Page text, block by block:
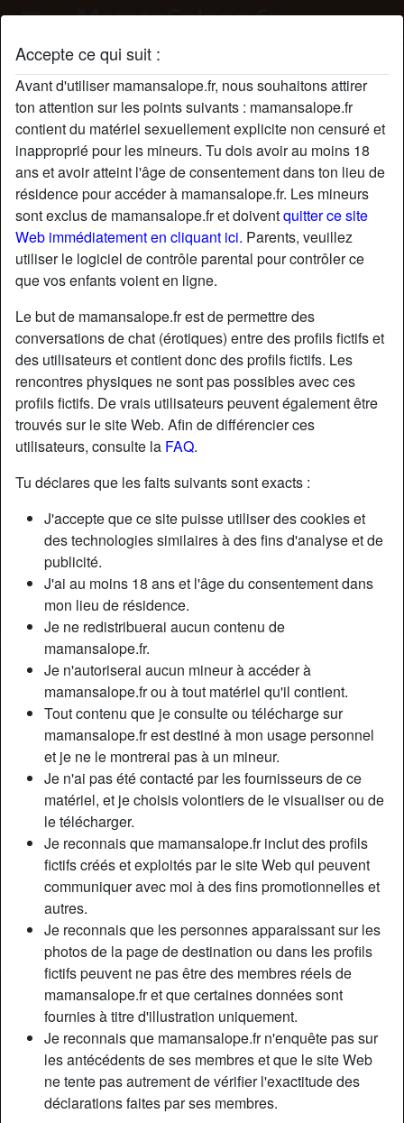
Accepte ce qui suit :
Avant d'utiliser mamansalope.fr, nous souhaitons attirer
ton attention sur les points suivants : mamansalope.fr
contient du matériel sexuellement explicite non censuré et
inapproprié pour les mineurs. Tu dois avoir au moins 18
ans et avoir atteint l'âge de consentement dans ton lieu de
résidence pour accéder à mamansalope.fr. Les mineurs
sont exclus de mamansalope.fr et doiventquitter ce site
Web immédiatement en cliquant ici. Parents, veuillez
utiliser le logiciel de contrôle parental pour contrôler ce
que vos enfants voient en ligne.
Le but de mamansalope.fr est de permettre des
conversations de chat (érotiques) entre des profils fictifs et
des utilisateurs et contient donc des profils fictifs. Les
rencontres physiques ne sont pas possibles avec ces
profils fictifs. De vrais utilisateurs peuvent également être
trouvés sur le site Web. Afin de différencier ces
utilisateurs, consulte la FAQ.
Tu déclares que les faits suivants sont exacts :
J'accepte que ce site puisse utiliser des cookies et
des technologies similaires à des fins d'analyse et de
publicité.
J'ai au moins 18 ans et l'âge du consentement dans
mon lieu de résidence.
Je ne redistribuerai aucun contenu de
mamansalope.fr.
Je n'autoriserai aucun mineur à accéder à
mamansalope.fr ou à tout matériel qu'il contient.
Tout contenu que je consulte ou télécharge sur
mamansalope.fr est destiné à mon usage personnel
et je ne le montrerai pas à un mineur.
Je n'ai pas été contacté par les fournisseurs de ce
matériel, et je choisis volontiers de le visualiser ou de
le télécharger.
Je reconnais que mamansalope.fr inclut des profils
fictifs créés et exploités par le site Web qui peuvent
communiquer avec moi à des fins promotionnelles et
autres.
Je reconnais que les personnes apparaissant sur les
photos de la page de destination ou dans les profils
fictifs peuvent ne pas être des membres réels de
mamansalope.fr et que certaines données sont
fournies à titre d'illustration uniquement.
Je reconnais que mamansalope.fr n'enquête pas sur
les antécédents de ses membres et que le site Web
ne tente pas autrement de vérifier l'exactitude des
déclarations faites par ses membres.
Profil de CelesteD
starAjouter chatDiscuter !
Nickname:
CelesteD
Âge:
43
Pays:
France
Département:
Val-de-Marne
Sexe:
Femme
Sexualité:
Hétéro
Relation:
Couleur des cheveux:
Brunette
Couleur des yeux:
Bleu
Poids:
56 Kg
Épilé(e):
Fumeur(euse):
À l'occasion
Description
Je suis une femme mature et une vraie salope. Non, ce
n’est pas de l’intox, mais la vérité. Je suis mature et je veux
un homme de grand max 30 ans. Alors oui, on peut
m’assimiler à une cougar, mais je m’entretien et je prends
grand soin de moi, très peu d’hommes s’imagine vraiment